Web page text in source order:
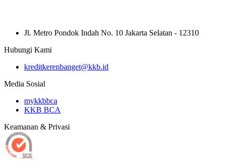
Jl. Metro Pondok Indah No. 10 Jakarta Selatan - 12310
Hubungi Kami
kreditkerenbanget@kkb.id
Media Sosial
mykkbbca
KKB BCA
Keamanan & Privasi